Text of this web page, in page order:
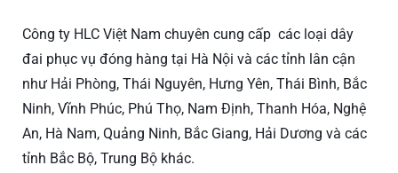
Công ty HLC Việt Nam chuyên cung cấp các loại dây
đai phục vụ đóng hàng tại Hà Nội và các tỉnh lân cận
như Hải Phòng, Thái Nguyên, Hưng Yên, Thái Bình, Bắc
Ninh, Vĩnh Phúc, Phú Thọ, Nam Định, Thanh Hóa, Nghệ
An, Hà Nam, Quảng Ninh, Bắc Giang, Hải Dương và các
tỉnh Bắc Bộ, Trung Bộ khác.